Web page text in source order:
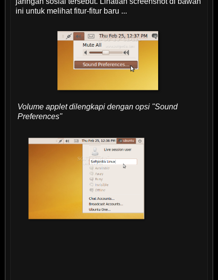
ini untuk melihat fitur-fitur baru ...
Volume applet dilengkapi dengan opsi "Sound
Preferences"